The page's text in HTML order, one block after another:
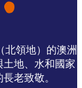
領地）的澳洲
地、水和國家
老致敬。